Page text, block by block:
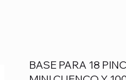
BASE PARA 18